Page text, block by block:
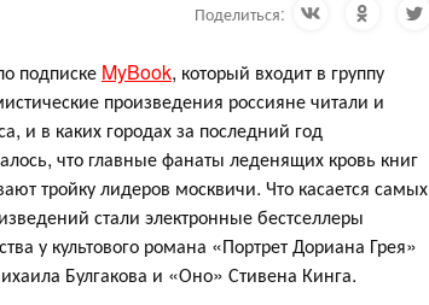
Поделиться:
подписке MyBook, который входит в группу
произведения россияне читали и
и в каких городах за последний год
что главные фанаты леденящих кровь книг
тройку лидеров москвичи. Что касается самых
стали электронные бестселлеры
у культового романа «Портрет Дориана Грея»
Булгакова и «Оно» Стивена Кинга.